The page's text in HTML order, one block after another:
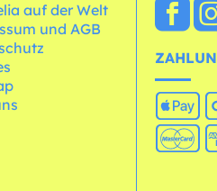
auf der Welt
und AGB